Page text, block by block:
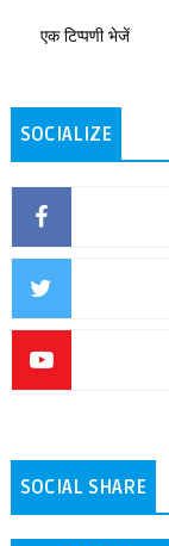
एक टिप्पणी भेजें
SOCIALIZE
SOCIAL SHARE